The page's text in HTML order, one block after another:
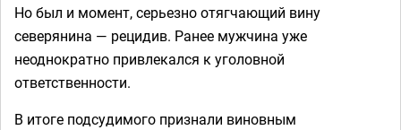
Но был и момент, серьезно отягчающий вину
северянина — рецидив. Ранее мужчина уже
неоднократно привлекался к уголовной
ответственности.
В итоге подсудимого признали виновным